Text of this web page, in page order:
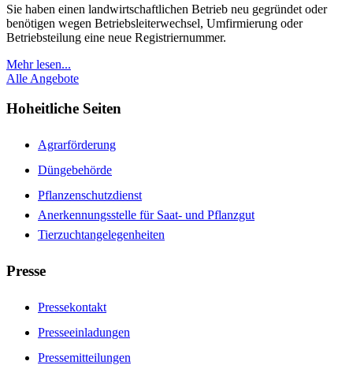
Sie haben einen landwirtschaftlichen Betrieb neu gegründet oder
benötigen wegen Betriebsleiterwechsel, Umfirmierung oder
Betriebsteilung eine neue Registriernummer.
Mehr lesen...
Alle Angebote
Hoheitliche Seiten
Agrarförderung
Düngebehörde
Pflanzenschutzdienst
Anerkennungsstelle für Saat- und Pflanzgut
Tierzuchtangelegenheiten
Presse
Pressekontakt
Presseeinladungen
Pressemitteilungen